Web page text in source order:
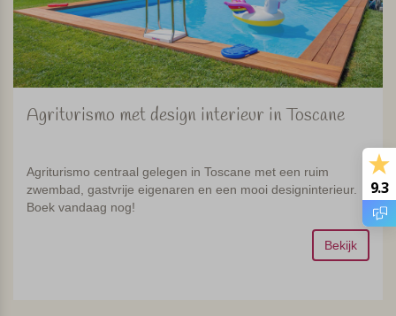
Agriturismo met design interieur in Toscane
Agriturismo centraal gelegen in Toscane met een ruim
zwembad, gastvrije eigenaren en een mooi designinterieur.
Boek vandaag nog!
Bekijk
9.3